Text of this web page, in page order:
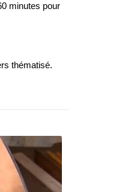
minutes pour
thématisé.